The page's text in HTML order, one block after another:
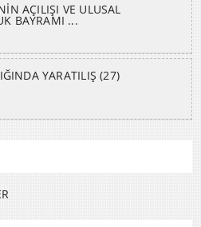
AÇILIŞI VE ULUSAL
BAYRAMI ...
YARATILIŞ (27)